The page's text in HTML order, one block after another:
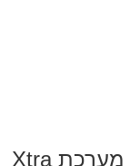
תודות לטכנולוגיה החכמה של מערכת Xtra